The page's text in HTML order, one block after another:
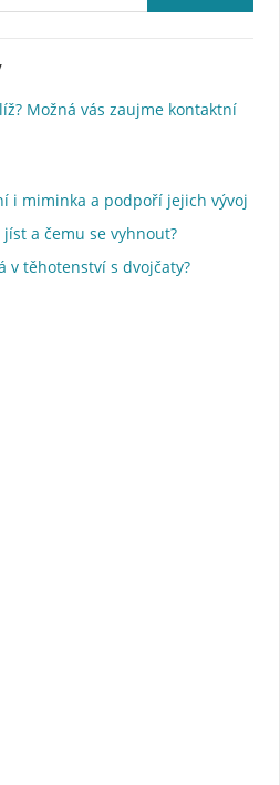
Možná vás zaujme kontaktní
i miminka a podpoří jejich vývoj
a čemu se vyhnout?
v těhotenství s dvojčaty?